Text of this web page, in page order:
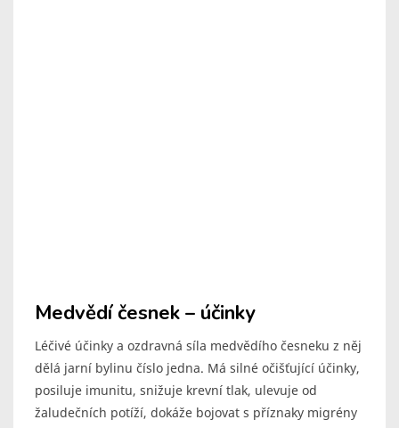
Medvědí česnek – účinky
Léčivé účinky a ozdravná síla medvědího česneku z něj
dělá jarní bylinu číslo jedna. Má silné očišťující účinky,
posiluje imunitu, snižuje krevní tlak, ulevuje od
žaludečních potíží, dokáže bojovat s příznaky migrény